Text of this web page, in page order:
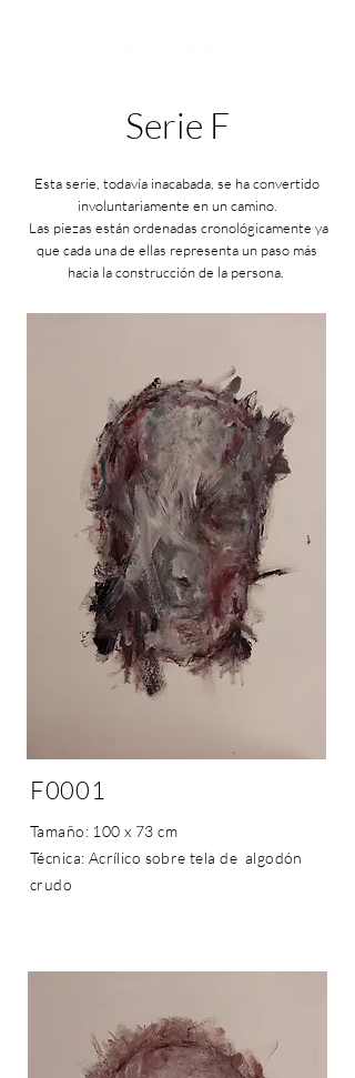
Serie F
Esta serie, todavía inacabada, se ha convertido
involuntariamente en un camino.
Las piezas están ordenadas cronológicamente ya
que cada una de ellas representa un paso más
hacia la construcción de la persona.
F0001
Tamaño: 100 x 73 cm
Técnica: Acrílico sobre tela de algodón
crudo